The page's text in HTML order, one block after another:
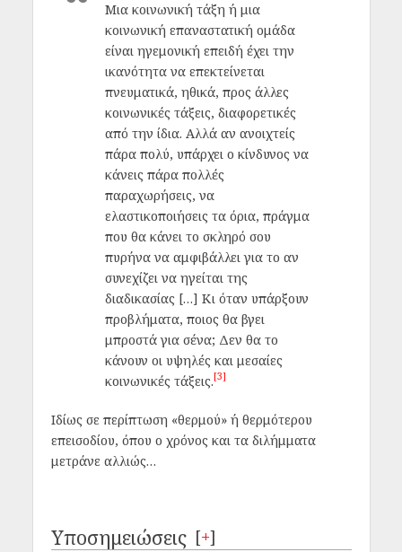
Μια κοινωνική τάξη ή μια
κοινωνική επαναστατική ομάδα
είναι ηγεμονική επειδή έχει την
ικανότητα να επεκτείνεται
πνευματικά, ηθικά, προς άλλες
κοινωνικές τάξεις, διαφορετικές
από την ίδια. Αλλά αν ανοιχτείς
πάρα πολύ, υπάρχει ο κίνδυνος να
κάνεις πάρα πολλές
παραχωρήσεις, να
ελαστικοποιήσεις τα όρια, πράγμα
που θα κάνει το σκληρό σου
πυρήνα να αμφιβάλλει για το αν
συνεχίζει να ηγείται της
διαδικασίας […] Κι όταν υπάρξουν
προβλήματα, ποιος θα βγει
μπροστά για σένα; Δεν θα το
κάνουν οι υψηλές και μεσαίες
κοινωνικές τάξεις.[3]
Ιδίως σε περίπτωση «θερμού» ή θερμότερου
επεισοδίου, όπου ο χρόνος και τα διλήμματα
μετράνε αλλιώς…
Υποσημειώσεις [+]